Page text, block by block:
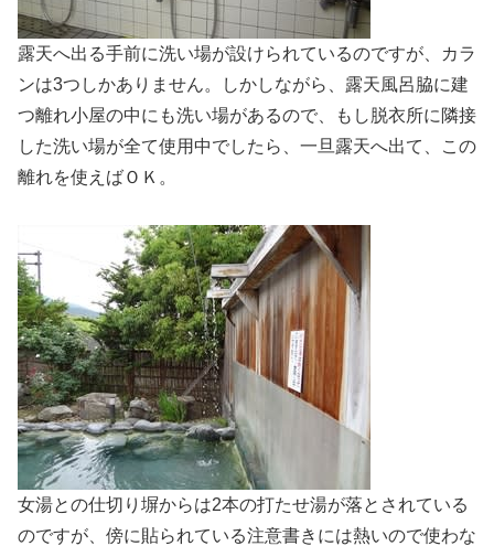
露天へ出る手前に洗い場が設けられているのですが、カラ
ンは3つしかありません。しかしながら、露天風呂脇に建
つ離れ小屋の中にも洗い場があるので、もし脱衣所に隣接
した洗い場が全て使用中でしたら、一旦露天へ出て、この
離れを使えばＯＫ。
女湯との仕切り塀からは2本の打たせ湯が落とされている
のですが、傍に貼られている注意書きには熱いので使わな